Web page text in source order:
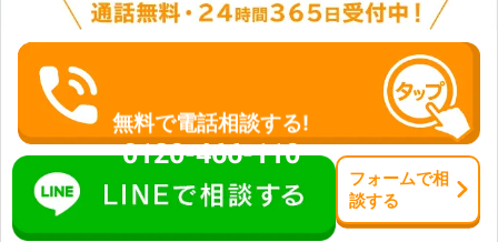
無料で電話相談する!
0120-466-110
フォームで相
談する